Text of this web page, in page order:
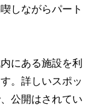
しながらパート
にある施設を利
。詳しいスポッ
公開はされてい